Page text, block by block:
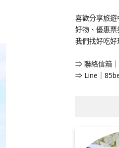
喜歡分享旅
好物、優惠
我們找好吃
⇒ 聯絡信箱｜
⇒ Line｜